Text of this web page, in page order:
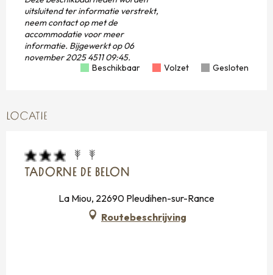
uitsluitend ter informatie verstrekt,
neem contact op met de
accommodatie voor meer
informatie. Bijgewerkt op06
november 2025 4511 09:45.
Beschikbaar
Volzet Gesloten
LOCATIE
TADORNE DE BELON
La Miou, 22690 Pleudihen-sur-Rance
Routebeschrijving